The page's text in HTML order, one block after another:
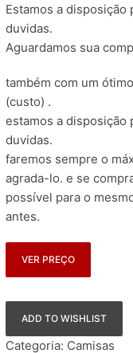
Estamos a disposição
duvidas.
Aguardamos sua
também com um
(custo) .
estamos a disposição
duvidas.
faremos sempre o
agrada-lo. e se
possível para o
antes.
VER PREÇO
ADD TO WISHLIST
Categoria: Camisas